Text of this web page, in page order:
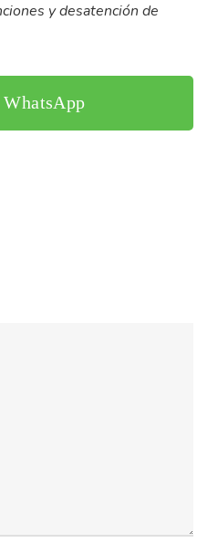
y desatención de